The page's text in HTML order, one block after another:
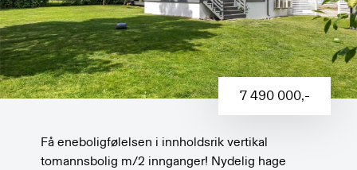
7 490 000,-
Få eneboligfølelsen i innholdsrik vertikal
tomannsbolig m/2 innganger! Nydelig hage